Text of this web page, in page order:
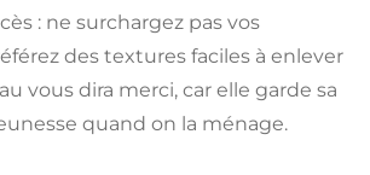
: ne surchargez pas vos
des textures faciles à enlever
vous dira merci, car elle garde sa
quand on la ménage.